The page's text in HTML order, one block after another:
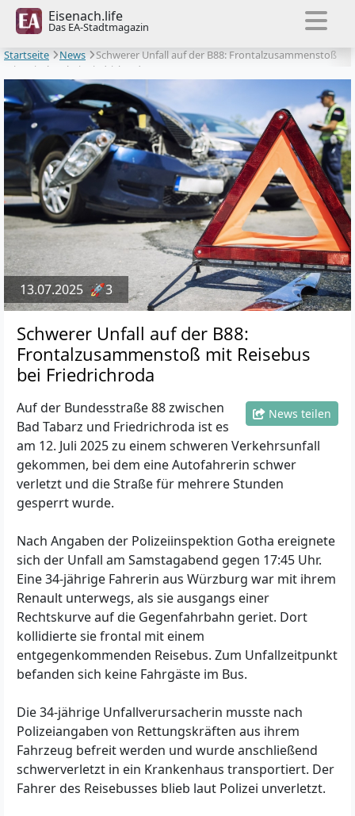
Eisenach.life
Das EA-Stadtmagazin
Startseite
News
Schwerer Unfall auf der B88: Frontalzusammenstoß
mit Reisebus bei Friedrichroda
13.07.2025 🚀3
Schwerer Unfall auf der B88:
Frontalzusammenstoß mit Reisebus
bei Friedrichroda
News teilen
Auf der Bundesstraße 88 zwischen
Bad Tabarz und Friedrichroda ist es
am 12. Juli 2025 zu einem schweren Verkehrsunfall
gekommen, bei dem eine Autofahrerin schwer
verletzt und die Straße für mehrere Stunden
gesperrt wurde.
Nach Angaben der Polizeiinspektion Gotha ereignete
sich der Unfall am Samstagabend gegen 17:45 Uhr.
Eine 34-jährige Fahrerin aus Würzburg war mit ihrem
Renault unterwegs, als sie ausgangs einer
Rechtskurve auf die Gegenfahrbahn geriet. Dort
kollidierte sie frontal mit einem
entgegenkommenden Reisebus. Zum Unfallzeitpunkt
befanden sich keine Fahrgäste im Bus.
Die 34-jährige Unfallverursacherin musste nach
Polizeiangaben von Rettungskräften aus ihrem
Fahrzeug befreit werden und wurde anschließend
schwerverletzt in ein Krankenhaus transportiert. Der
Fahrer des Reisebusses blieb laut Polizei unverletzt.